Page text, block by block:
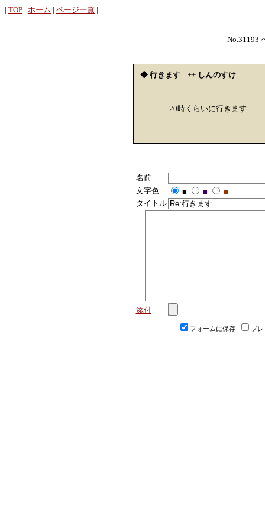
| TOP | ホーム | ページ一覧 |
No.31193
◆ 行きます ++ しんのすけ
20時くらいに行きます
名前
文字色
■ ■
■
タイトル
添付
フォームに保存 プ